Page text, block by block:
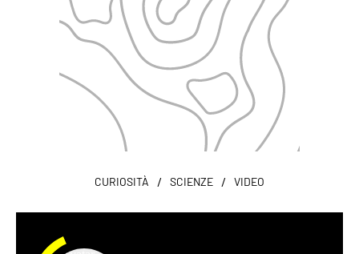
CURIOSITÀ / SCIENZE / VIDEO